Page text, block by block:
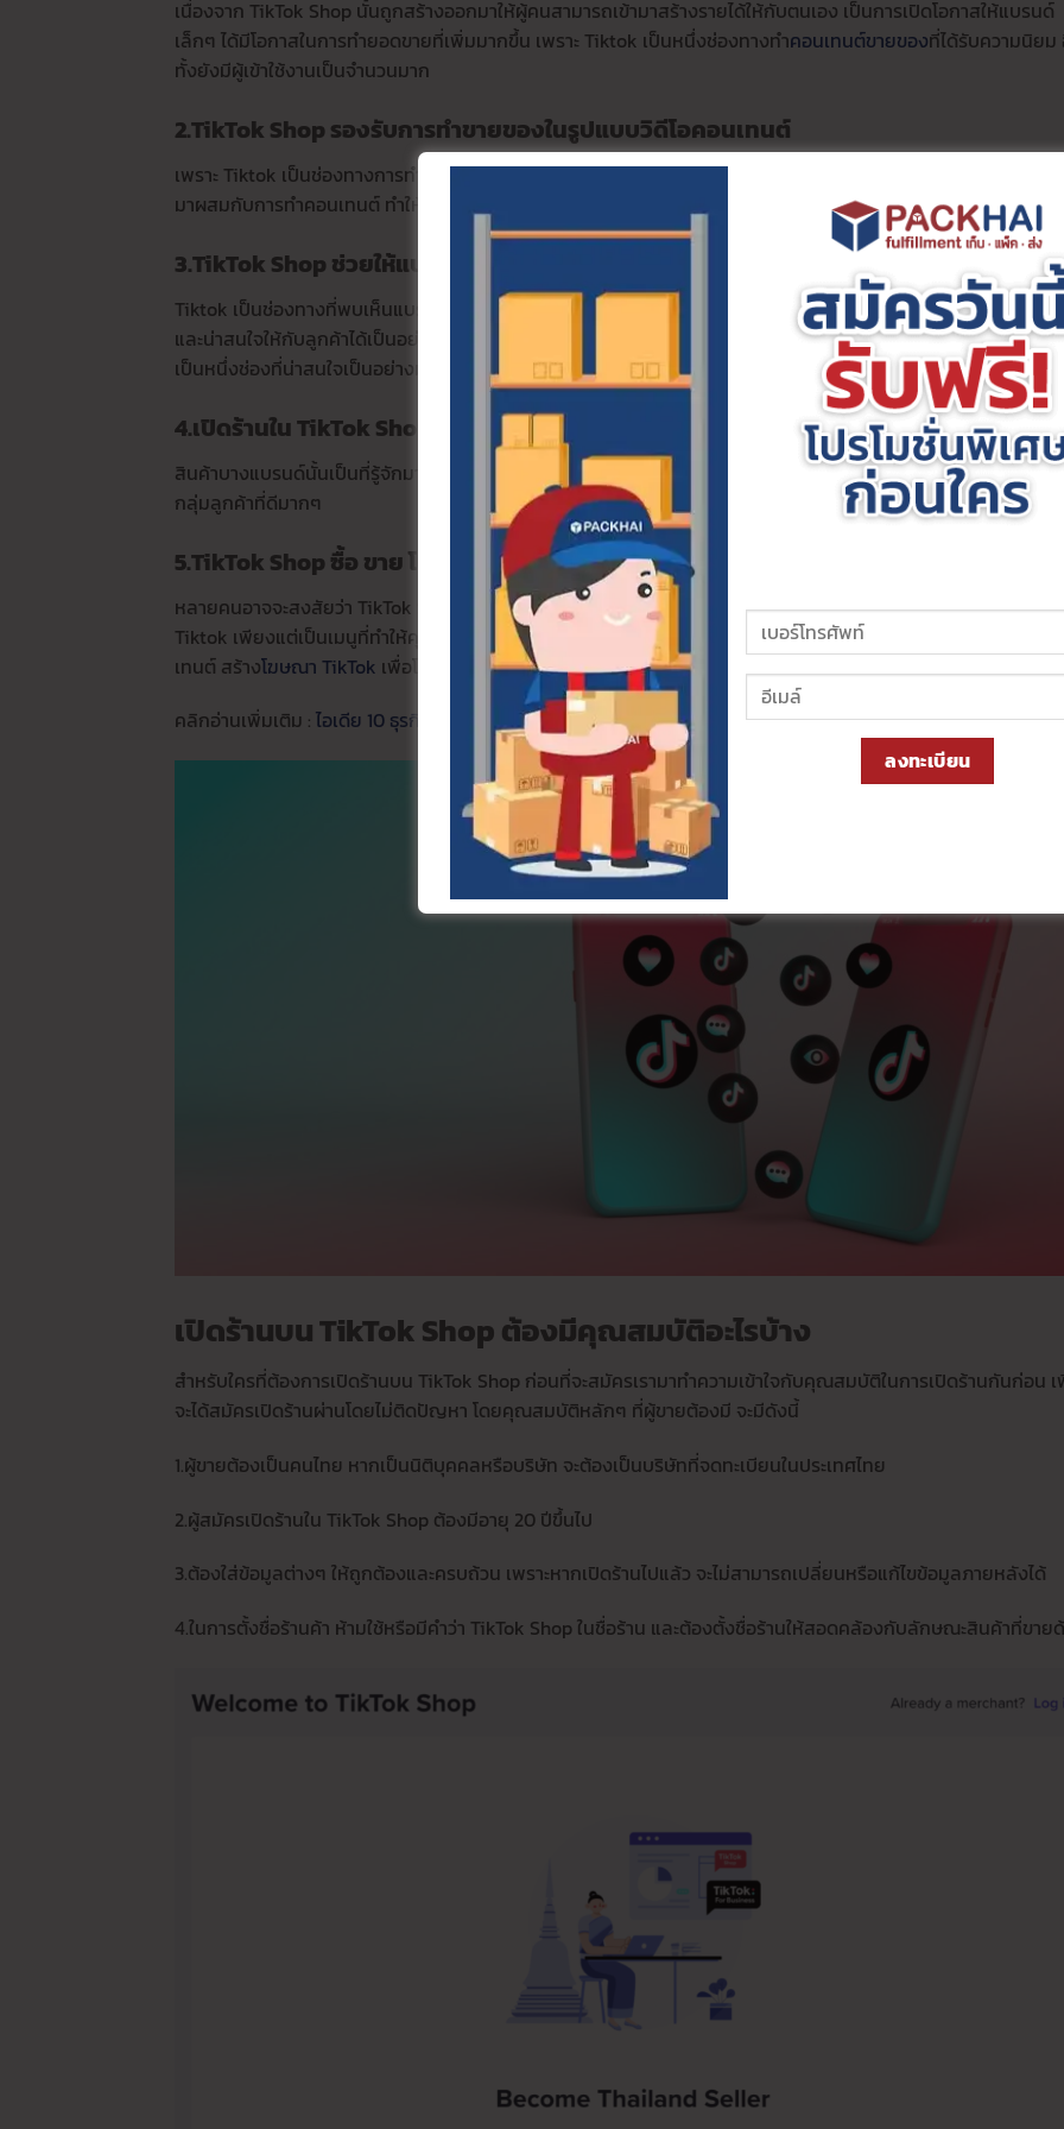
เนื่องจาก TikTok Shop นั้นถูกสร้างออกมาให้ผู้คนสามารถเข้ามาสร้างรายได้ให้กับตนเอง เป็นการเปิดโอกาสให้แบรนด์
เล็กๆ ได้มีโอกาสในการทำยอดขายที่เพิ่มมากขึ้น เพราะ Tiktok เป็นหนึ่งช่องทางทำคอนเทนต์ขายของที่ได้รับความนิยม
ทั้งยังมีผู้เข้าใช้งานเป็นจำนวนมาก
2.TikTok Shop รองรับการทำขายของในรูปแบบวิดีโอคอนเทนต์
เพราะ Tiktok เป็นช่องทางการทำคอนเทนต์ที่คนนิยมเข้ามารับชมกันจำนวนมาก TikTok Shop จึงเป็น E-commerce เ
มาผสมกับการทำคอนเทนต์ ทำให้สินค้าเป็นที่รู้จักมากขึ้น ถือเป็นหนึ่งช่องทางการสร้างรายได้ที่น่าสนใจมากๆ
3.TikTok Shop ช่วยให้แบรนด์หรือร้านค้าถูกมองเห็นได้
Tiktok เป็นช่องทางที่พบเห็นแบรนด์สินค้าหรือร้านค้าได้ง่ายมากๆ ถึงแม้วีดีโอจะสั้น กระชับ แต่ก็สามารถสร้างความดึง
และน่าสนใจให้กับลูกค้าได้เป็นอย่างดี ซึ่งใครอยากให้คนมองเห็นสินค้า มี Reach และImpressionมากๆ TikTok Shop
เป็นหนึ่งช่องที่น่าสนใจเป็นอย่างมาก
4.เปิดร้านใน TikTok Shop ช่วยขยายฐานลูกค้าได้
สินค้าบางแบรนด์นั้นเป็นที่รู้จักมาอยู่แล้ว การขายของใน TikTok Shop จึงเป็นหนึ่งช่องทางการสร้างรายได้และขยายฐ
กลุ่มลูกค้าที่ดีมากๆ
5.TikTok Shop ซื้อ ขาย โปรโมท ครบจบในแอปเดียว
หลายคนอาจจะสงสัยว่า TikTok Shop ดาวน์โหลดตรงไหน ซึ่งต้องบอกเลยว่า TikTok Shopping นั้นอยู่ในแอพเดียวกับ
Tiktok เพียงแต่เป็นเมนูที่ทำให้คุณเข้าไปสร้างร้านขายสินค้าเท่านั้น เรียกได้ว่าครบจบในแอปเดียวจริงๆ ทั้งการสร้างค
เทนต์ สร้างโฆษณา TikTok เพื่อโปรโมทและเพิ่มการเข้าถึงลูกค้ากลุ่มใหม่ๆ
คลิกอ่านเพิ่มเติม : ไอเดีย 10 ธุรกิจ เปิดร้านขายอะไรดี ลงทุนน้อย ได้กำไรดี
เปิดร้านบน TikTok Shop ต้องมีคุณสมบัติอะไรบ้าง
สำหรับใครที่ต้องการเปิดร้านบน TikTok Shop ก่อนที่จะสมัครเรามาทำความเข้าใจกับคุณสมบัติในการเปิดร้านกันก่อน
จะได้สมัครเปิดร้านผ่านโดยไม่ติดปัญหา โดยคุณสมบัติหลักๆ ที่ผู้ขายต้องมี จะมีดังนี้
1.ผู้ขายต้องเป็นคนไทย หากเป็นนิติบุคคลหรือบริษัท จะต้องเป็นบริษัทที่จดทะเบียนในประเทศไทย
2.ผู้สมัครเปิดร้านใน TikTok Shop ต้องมีอายุ 20 ปีขึ้นไป
3.ต้องใส่ข้อมูลต่างๆ ให้ถูกต้องและครบถ้วน เพราะหากเปิดร้านไปแล้ว จะไม่สามารถเปลี่ยนหรือแก้ไขข้อมูลภายหลังได้
4.ในการตั้งชื่อร้านค้า ห้ามใช้หรือมีคำว่า TikTok Shop ในชื่อร้าน และต้องตั้งชื่อร้านให้สอดคล้องกับลักษณะสินค้าที่ขาย
ลงทะเบียน